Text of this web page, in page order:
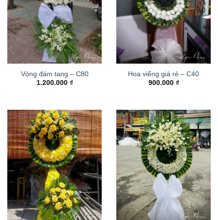
Vòng đám tang – C80
1.200.000 ₫
Hoa viếng giá rẻ – C40
900.000 ₫